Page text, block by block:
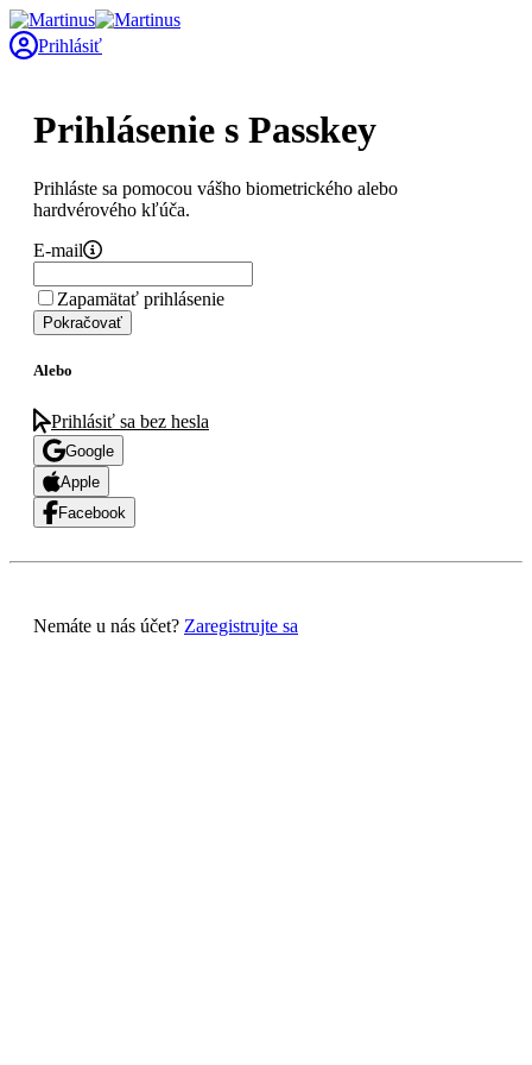
Prihlásiť
Prihlásenie s Passkey
Prihláste sa pomocou vášho biometrického alebo
hardvérového kľúča.
E-mail
Zapamätať prihlásenie
Pokračovať
Alebo
Prihlásiť sa bez hesla
Google
Apple
Facebook
Nemáte u nás účet? Zaregistrujte sa